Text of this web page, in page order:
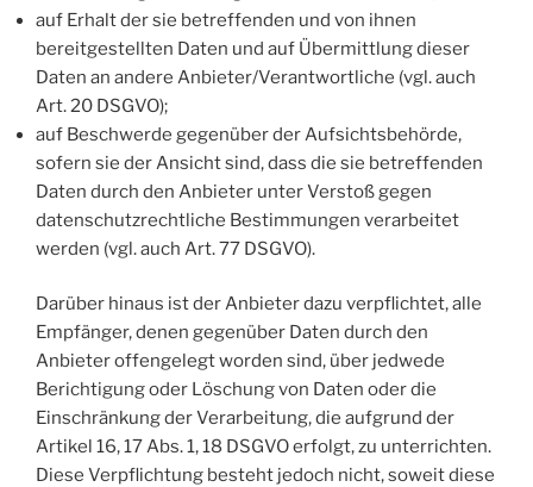
auf Erhalt der sie betreffenden und von ihnen
bereitgestellten Daten und auf Übermittlung dieser
Daten an andere Anbieter/Verantwortliche (vgl. auch
Art. 20 DSGVO);
auf Beschwerde gegenüber der Aufsichtsbehörde,
sofern sie der Ansicht sind, dass die sie betreffenden
Daten durch den Anbieter unter Verstoß gegen
datenschutzrechtliche Bestimmungen verarbeitet
werden (vgl. auch Art. 77 DSGVO).
Darüber hinaus ist der Anbieter dazu verpflichtet, alle
Empfänger, denen gegenüber Daten durch den
Anbieter offengelegt worden sind, über jedwede
Berichtigung oder Löschung von Daten oder die
Einschränkung der Verarbeitung, die aufgrund der
Artikel 16, 17 Abs. 1, 18 DSGVO erfolgt, zu unterrichten.
Diese Verpflichtung besteht jedoch nicht, soweit diese